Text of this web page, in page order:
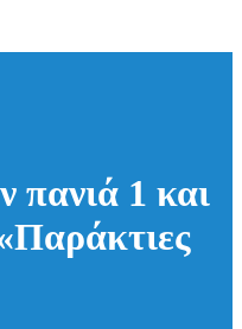
πανιά 1 και